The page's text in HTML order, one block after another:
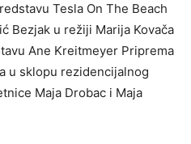
Tesla On The Beach
Bezjak u režiji Marija Kovača
Ane Kreitmeyer Priprema
u sklopu rezidencijalnog
Maja Drobac i Maja